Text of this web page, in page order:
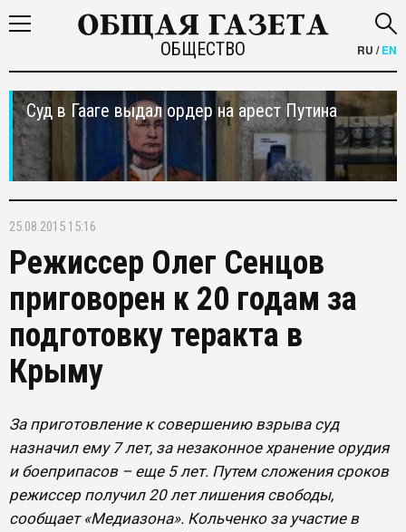
ОБЩЕСТВО RU /EN
Суд в Гааге выдал ордер на арест Путина
25.08.2015 15:16
Режиссер Олег Сенцов
приговорен к 20 годам за
подготовку теракта в
Крыму
За приготовление к совершению взрыва суд
назначил ему 7 лет, за незаконное хранение орудия
и боеприпасов – еще 5 лет. Путем сложения сроков
режиссер получил 20 лет лишения свободы,
сообщает «Медиазона». Кольченко за участие в